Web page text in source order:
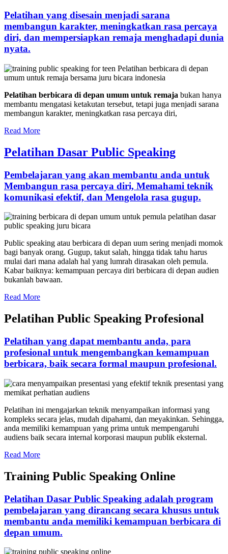
Pelatihan yang disesain menjadi sarana
membangun karakter, meningkatkan rasa percaya
diri, dan mempersiapkan remaja menghadapi dunia
nyata.
Pelatihan berbicara di depan umum untuk remaja bukan hanya
membantu mengatasi ketakutan tersebut, tetapi juga menjadi sarana
membangun karakter, meningkatkan rasa percaya diri,
Read More
Pelatihan Dasar Public Speaking
Pembelajaran yang akan membantu anda untuk
Membangun rasa percaya diri, Memahami teknik
komunikasi efektif, dan Mengelola rasa gugup.
Public speaking atau berbicara di depan uum sering menjadi momok
bagi banyak orang. Gugup, takut salah, hingga tidak tahu harus
mulai dari mana adalah hal yang lumrah dirasakan oleh pemula.
Kabar baiknya: kemampuan percaya diri berbicara di depan audien
bukanlah bawaan.
Read More
Pelatihan Public Speaking Profesional
Pelatihan yang dapat membantu anda, para
profesional untuk mengembangkan kemampuan
berbicara, baik secara formal maupun profesional.
Pelatihan ini mengajarkan teknik menyampaikan informasi yang
kompleks secara jelas, mudah dipahami, dan meyakinkan. Sehingga,
anda memiliki kemampuan yang prima untuk mempengaruhi
audiens baik secara internal korporasi maupun publik eksternal.
Read More
Training Public Speaking Online
Pelatihan Dasar Public Speaking adalah program
pembelajaran yang dirancang secara khusus untuk
membantu anda memiliki kemampuan berbicara di
depan umum.